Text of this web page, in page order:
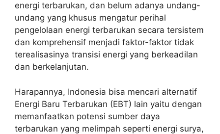
energi terbarukan, dan belum adanya undang-
undang yang khusus mengatur perihal
pengelolaan energi terbarukan secara tersistem
dan komprehensif menjadi faktor-faktor tidak
terealisasinya transisi energi yang berkeadilan
dan berkelanjutan.
Harapannya, Indonesia bisa mencari alternatif
Energi Baru Terbarukan (EBT) lain yaitu dengan
memanfaatkan potensi sumber daya
terbarukan yang melimpah seperti energi surya,